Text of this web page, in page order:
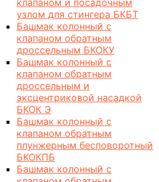
клапаном и посадочным
узлом для стингера БКБТ
Башмак колонный с
клапаном обратным
дроссельным БКОКУ
Башмак колонный с
клапаном обратным
дроссельным и
эксцентриковой насадкой
БКОК Э
Башмак колонный с
клапаном обратным
плунжерным бесповоротный
БКОКПБ
Башмак колонный с